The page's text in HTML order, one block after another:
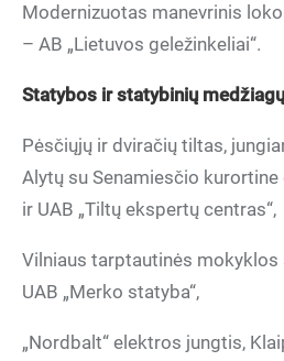
Modernizuotas manevrinis
– AB „Lietuvos geležinkeliai“.
Statybos ir statybinių medžiagų
Pėsčiųjų ir dviračių tiltas,
Alytų su Senamiesčio kurortine
ir UAB „Tiltų ekspertų centras“,
Vilniaus tarptautinės mokyklos
UAB „Merko statyba“,
„Nordbalt“ elektros jungtis,